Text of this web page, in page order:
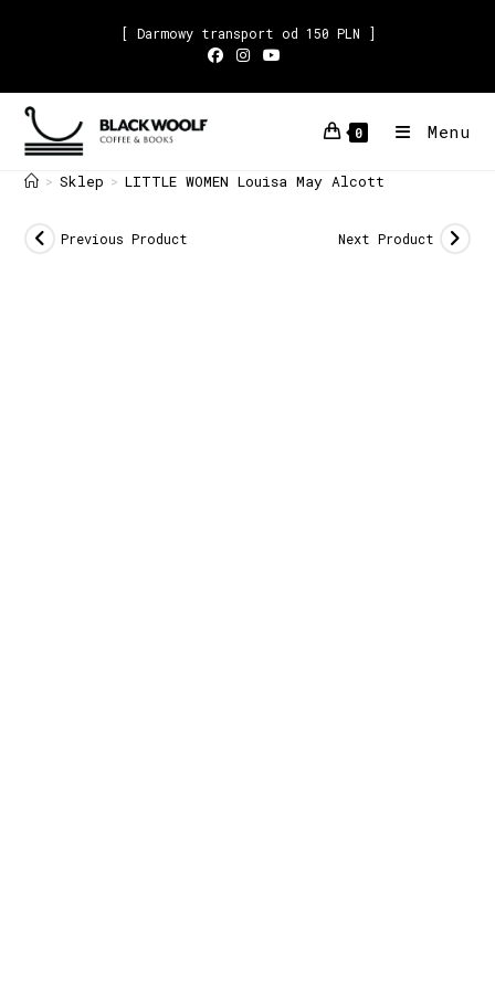
[ Darmowy transport od 150 PLN ]
0 Menu
> Sklep > LITTLE WOMEN Louisa May Alcott
Previous Product Next Product